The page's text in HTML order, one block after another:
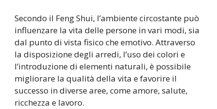
Secondo il Feng Shui, l’ambiente circostante può
influenzare la vita delle persone in vari modi, sia
dal punto di vista fisico che emotivo. Attraverso
la disposizione degli arredi, l’uso dei colori e
l’introduzione di elementi naturali, è possibile
migliorare la qualità della vita e favorire il
successo in diverse aree, come amore, salute,
ricchezza e lavoro.